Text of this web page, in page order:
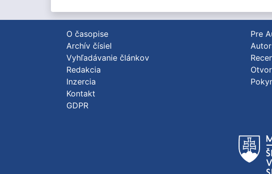
O časopise
Archív čísiel
Vyhľadávanie článkov
Redakcia
Inzercia
Kontakt
GDPR
Pre